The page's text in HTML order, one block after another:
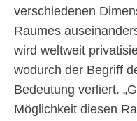
verschiedenen
Raumes
wird weltweit
wodurch der Begriff
Bedeutung verliert.
Möglichkeit diesen